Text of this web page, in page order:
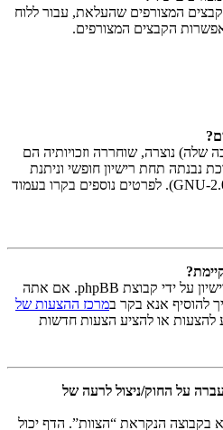
המצורפים שהעלאת, עבור ללוח
הקבצים המצורפים.
שלה) נוצרה, שוחררה וזכויותיה הם
נבנתה תחת רישיון חופשי וניתנת
המערכת נכתבה וקיבלה רישיון על ידי קבוצת phpBB. אם אתה
להוסיף אנא בקר במרכז ההצעות של
להצעות או להציע הצעות חדשות
על החוק/ניצול לרעה של
הנקראת “הצוות”. הדף יכול